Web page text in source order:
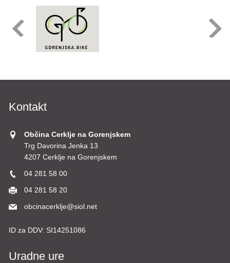
Kontakt
Občina Cerklje na Gorenjskem
Trg Davorina Jenka 13
4207 Cerklje na Gorenjskem
04 281 58 00
04 281 58 20
obcinacerklje@siol.net
ID za DDV: SI14251086
Uradne ure